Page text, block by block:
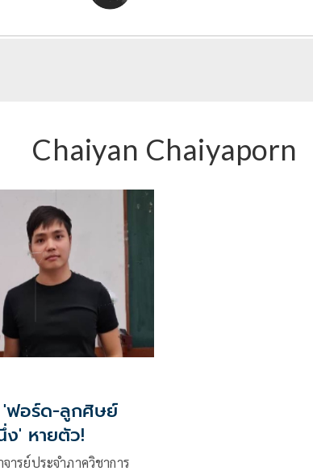
Chaiyan Chaiyaporn
'ฟอร์ด-ลูกศิษย์
' หายตัว!
ารย์ประจำภาควิชาการ